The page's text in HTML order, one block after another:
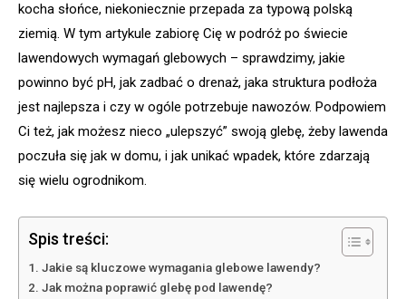
kocha słońce, niekoniecznie przepada za typową polską
ziemią. W tym artykule zabiorę Cię w podróż po świecie
lawendowych wymagań glebowych – sprawdzimy, jakie
powinno być pH, jak zadbać o drenaż, jaka struktura podłoża
jest najlepsza i czy w ogóle potrzebuje nawozów. Podpowiem
Ci też, jak możesz nieco „ulepszyć” swoją glebę, żeby lawenda
poczuła się jak w domu, i jak unikać wpadek, które zdarzają
się wielu ogrodnikom.
Spis treści:
Jakie są kluczowe wymagania glebowe lawendy?
Jak można poprawić glebę pod lawendę?